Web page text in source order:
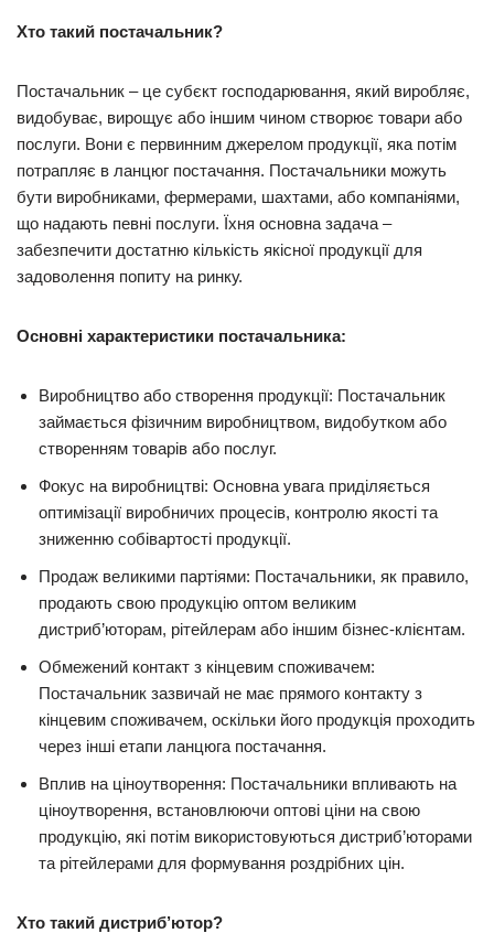
Хто такий постачальник?
Постачальник – це субєкт господарювання, який виробляє,
видобуває, вирощує або іншим чином створює товари або
послуги. Вони є первинним джерелом продукції, яка потім
потрапляє в ланцюг постачання. Постачальники можуть
бути виробниками, фермерами, шахтами, або компаніями,
що надають певні послуги. Їхня основна задача –
забезпечити достатню кількість якісної продукції для
задоволення попиту на ринку.
Основні характеристики постачальника:
Виробництво або створення продукції: Постачальник
займається фізичним виробництвом, видобутком або
створенням товарів або послуг.
Фокус на виробництві: Основна увага приділяється
оптимізації виробничих процесів, контролю якості та
зниженню собівартості продукції.
Продаж великими партіями: Постачальники, як правило,
продають свою продукцію оптом великим
дистриб’юторам, рітейлерам або іншим бізнес-клієнтам.
Обмежений контакт з кінцевим споживачем:
Постачальник зазвичай не має прямого контакту з
кінцевим споживачем, оскільки його продукція проходить
через інші етапи ланцюга постачання.
Вплив на ціноутворення: Постачальники впливають на
ціноутворення, встановлюючи оптові ціни на свою
продукцію, які потім використовуються дистриб’юторами
та рітейлерами для формування роздрібних цін.
Хто такий дистриб’ютор?